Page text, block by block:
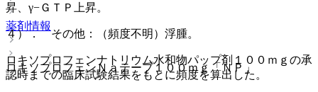
昇、γ−ＧＴＰ上昇。
４）． その他：（頻度不明）浮腫。
ロキソプロフェンナトリウム水和物パップ剤１００ｍｇの承
認時までの臨床試験結果をもとに頻度を算出した。
薬剤情報
ロキソプロフェンＮａテープ１００ｍｇ「ＮＰ」